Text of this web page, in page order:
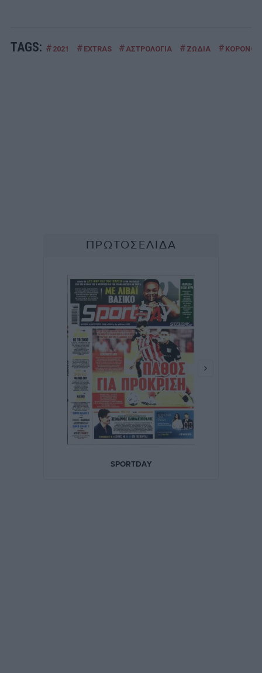
TAGS: # 2021 # EXTRAS # ΑΣΤΡΟΛΟΓΙΑ # ΖΩΔΙΑ #